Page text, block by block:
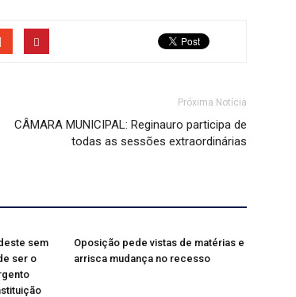
Próxima Notícia
CÂMARA MUNICIPAL: Reginauro participa de
todas as sessões extraordinárias
sem
ser o
Oposição pede vistas de matérias e
arrisca mudança no recesso